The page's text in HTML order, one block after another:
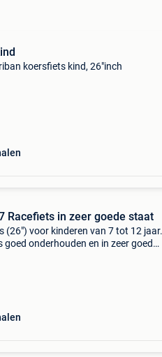
koersfiets kind, 26"inch
Racefiets in zeer goede staat
(26") voor kinderen van 7 tot 12 jaar.
goed onderhouden en in zeer goede